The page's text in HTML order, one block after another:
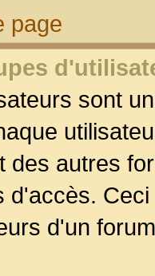
page
sont
des autres
d'accès.
d'un